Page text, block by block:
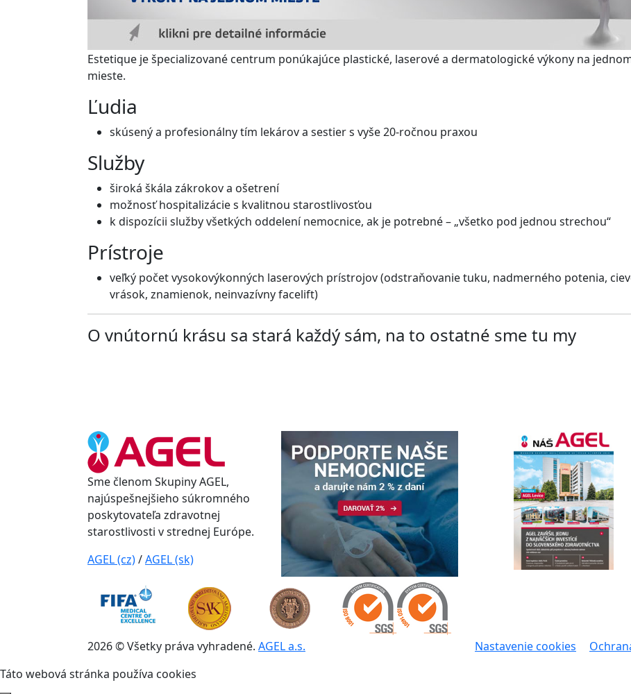
Estetique je špecializované centrum ponúkajúce plastické, laserové a dermatologické výkony na
mieste.
Ľudia
skúsený a profesionálny tím lekárov a sestier s vyše 20-ročnou praxou
Služby
široká škála zákrokov a ošetrení
možnosť hospitalizácie s kvalitnou starostlivosťou
k dispozícii služby všetkých oddelení nemocnice, ak je potrebné – „všetko pod jednou strechou“
Prístroje
veľký počet vysokovýkonných laserových prístrojov (odstraňovanie tuku, nadmerného potenia,
vrások, znamienok, neinvazívny facelift)
O vnútornú krásu sa stará každý sám, na to ostatné sme tu my
Sme členom Skupiny AGEL,
najúspešnejšieho súkromného
poskytovateľa zdravotnej
starostlivosti v strednej Európe.
AGEL (cz)/AGEL (sk)
2026 © Všetky práva vyhradené. AGEL a.s. Nastavenie cookies
Táto webová stránka používa cookies